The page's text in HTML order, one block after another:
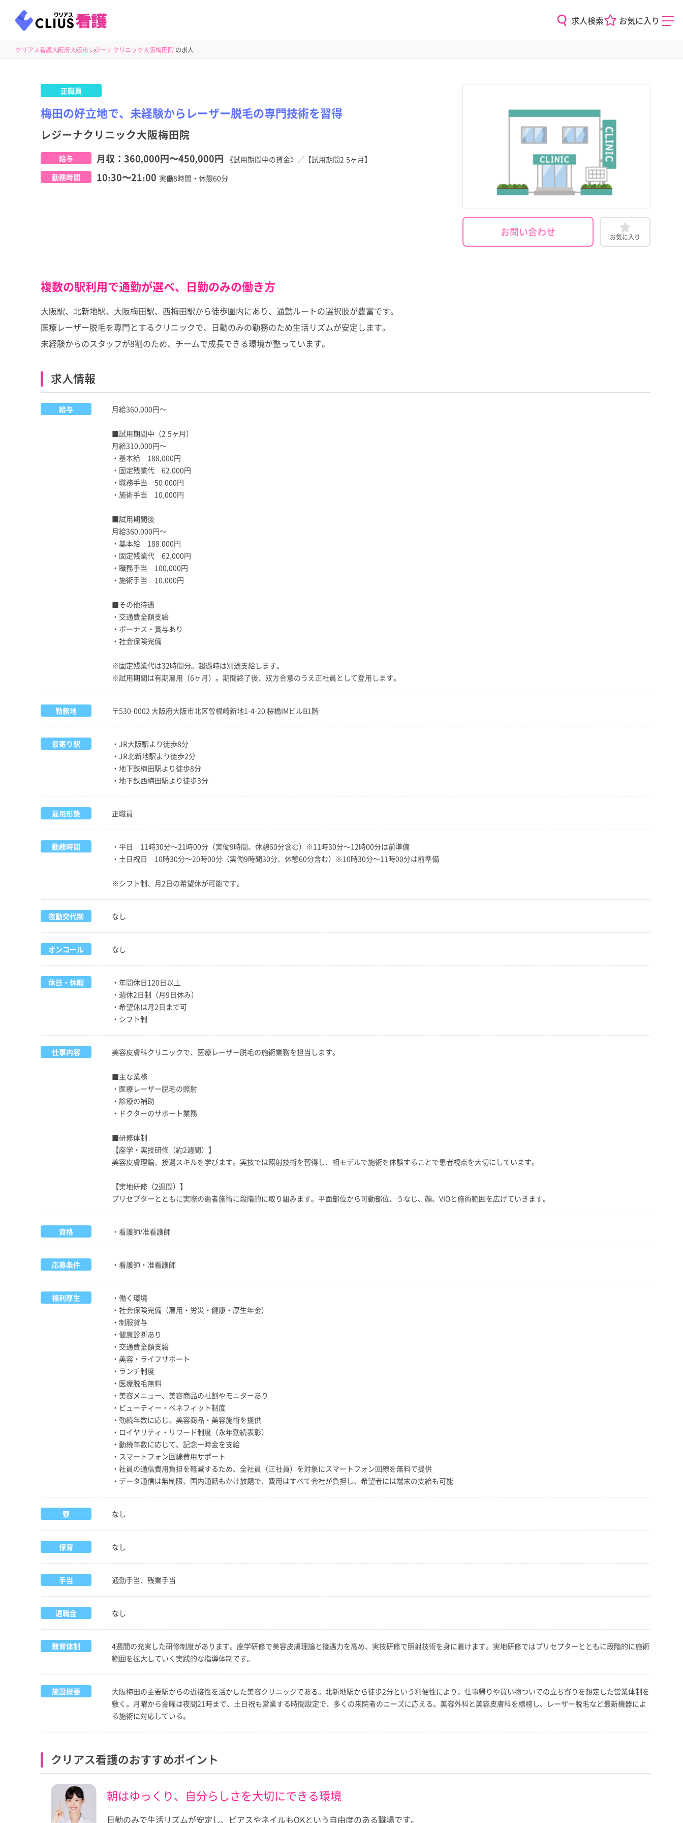
求人検索 お気に入り
クリアス看護大阪府大阪市レジーナクリニック大阪梅田院 の求人
正職員
梅田の好立地で、未経験からレーザー脱毛の専門技術を習得
レジーナクリニック大阪梅田院
お問い合わせ お気に入り
給与 月収： 360,000円〜450,000円
《試用期間中の賃金》／【試用期間2.5ヶ月】
勤務時間
10:30〜21:00 実働8時間・休憩60分
複数の駅利用で通勤が選べ、日勤のみの働き方
大阪駅、北新地駅、大阪梅田駅、西梅田駅から徒歩圏内にあり、通勤ルートの選択肢が豊富です。
医療レーザー脱毛を専門とするクリニックで、日勤のみの勤務のため生活リズムが安定します。
未経験からのスタッフが8割のため、チームで成長できる環境が整っています。
求人情報
給与 月給360,000円～
■試用期間中（2.5ヶ月）
月給310,000円～
・基本給 188,000円
・固定残業代 62,000円
・職務手当 50,000円
・施術手当 10,000円
■試用期間後
月給360,000円～
・基本給 188,000円
・固定残業代 62,000円
・職務手当 100,000円
・施術手当 10,000円
■その他待遇
・交通費全額支給
・ボーナス・賞与あり
・社会保険完備
※固定残業代は32時間分。超過時は別途支給します。
※試用期間は有期雇用（6ヶ月）。期間終了後、双方合意のうえ正社員として登用します。
勤務地 〒530-0002 大阪府大阪市北区曽根崎新地1-4-20 桜橋IMビルB1階
最寄り駅
・JR大阪駅より徒歩8分
・JR北新地駅より徒歩2分
・地下鉄梅田駅より徒歩8分
・地下鉄西梅田駅より徒歩3分
雇用形態 正職員
勤務時間
・平日 11時30分～21時00分（実働9時間、休憩60分含む）※11時30分～12時00分は前準備
・土日祝日 10時30分～20時00分（実働9時間30分、休憩60分含む）※10時30分～11時00分は前準備
※シフト制、月2日の希望休が可能です。
夜勤交代制 なし
オンコール なし
休日・休暇
・年間休日120日以上
・週休2日制（月9日休み）
・希望休は月2日まで可
・シフト制
仕事内容 美容皮膚科クリニックで、医療レーザー脱毛の施術業務を担当します。
■主な業務
・医療レーザー脱毛の照射
・診療の補助
・ドクターのサポート業務
■研修体制
【座学・実技研修（約2週間）】
美容皮膚理論、接遇スキルを学びます。実技では照射技術を習得し、相モデルで施術を体験することで患者視点を大切にしています。
【実地研修（2週間）】
プリセプターとともに実際の患者施術に段階的に取り組みます。平面部位から可動部位、うなじ、顔、VIOと施術範囲を広げていきます。
資格 ・看護師/准看護師
応募条件 ・看護師・准看護師
福利厚生
・︎働く環境
・社会保険完備（雇用・労災・健康・厚生年金）
・制服貸与
・健康診断あり
・交通費全額支給
・︎美容・ライフサポート
・ランチ制度
・医療脱毛無料
・美容メニュー、美容商品の社割やモニターあり
・ビューティー・ベネフィット制度
・勤続年数に応じ、美容商品・美容施術を提供
・ロイヤリティ・リワード制度（永年勤続表彰）
・勤続年数に応じて、記念一時金を支給
・スマートフォン回線費用サポート
・社員の通信費用負担を軽減するため、全社員（正社員）を対象にスマートフォン回線を無料で提供
・データ通信は無制限、国内通話もかけ放題で、費用はすべて会社が負担し、希望者には端末の支給も可能
寮 なし
保育 なし
手当 通勤手当、残業手当
退職金 なし
教育体制
4週間の充実した研修制度があります。座学研修で美容皮膚理論と接遇力を高め、実技研修で照射技術を身に着けます。実地研修ではプリセプターとともに段階的に施術
範囲を拡大していく実践的な指導体制です。
施設概要
大阪梅田の主要駅からの近接性を活かした美容クリニックである。北新地駅から徒歩2分という利便性により、仕事帰りや買い物ついでの立ち寄りを想定した営業体制を
敷く。月曜から金曜は夜間21時まで、土日祝も営業する時間設定で、多くの来院者のニーズに応える。美容外科と美容皮膚科を標榜し、レーザー脱毛など最新機器によ
る施術に対応している。
クリアス看護のおすすめポイント
朝はゆっくり、自分らしさを大切にできる環境
日勤のみで生活リズムが安定し、ピアスやネイルもOKという自由度のある職場です。